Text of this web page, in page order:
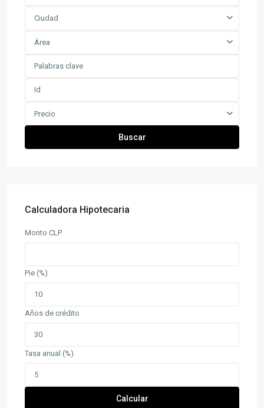
Ciudad
Área
Precio
Buscar
Calculadora Hipotecaria
Monto CLP
Pie (%)
Años de crédito
Tasa anual (%)
Calcular